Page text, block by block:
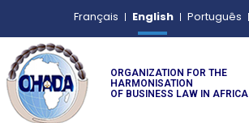
Français English Português
ORGANIZATION FOR THE
HARMONISATION
OF BUSINESS LAW IN AFRICA